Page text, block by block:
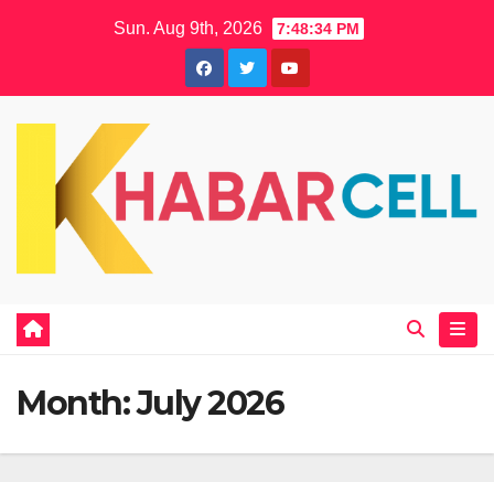
Sun. Aug 9th, 2026 7:48:35 PM
Month:July 2026